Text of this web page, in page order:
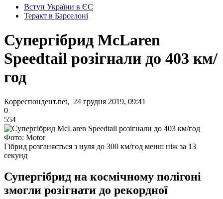
Вступ України в ЄС
Теракт в Барселоні
Супергібрид McLaren
Speedtail розігнали до 403 км/
год
Корреспондент.net, 24 грудня 2019, 09:41
0
554
Фото: Motor
Гібрид розганяється з нуля до 300 км/год менш ніж за 13
секунд
Супергібрид на космічному полігоні
змогли розігнати до рекордної